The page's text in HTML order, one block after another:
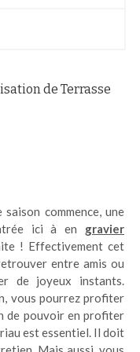
de Terrasse
commence, une
ici à en gravier
! Effectivement cet
entre amis ou
de joyeux instants.
vous pourrez profiter
de pouvoir en profiter
est essentiel. Il doit